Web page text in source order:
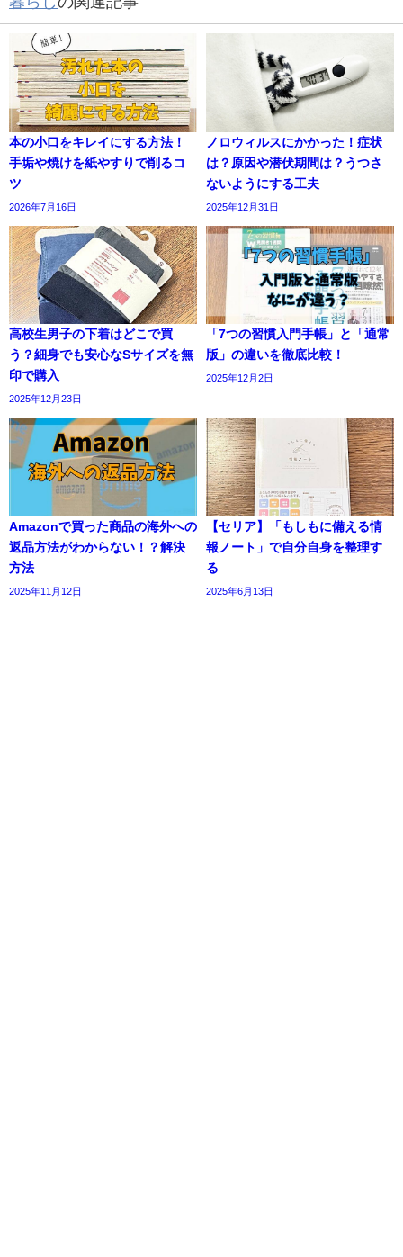
本の小口をキレイにする方法！
手垢や焼けを紙やすりで削るコ
ツ
2026年7月16日
ノロウィルスにかかった！症状
は？原因や潜伏期間は？うつさ
ないようにする工夫
2025年12月31日
高校生男子の下着はどこで買
う？細身でも安心なSサイズを無
印で購入
2025年12月23日
「7つの習慣入門手帳」と「通常
版」の違いを徹底比較！
2025年12月2日
Amazonで買った商品の海外への
返品方法がわからない！？解決
方法
2025年11月12日
【セリア】「もしもに備える情
報ノート」で自分自身を整理す
る
2025年6月13日